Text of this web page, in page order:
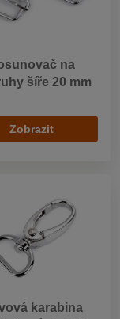
na
šíře 20 mm
Zobrazit
karabina